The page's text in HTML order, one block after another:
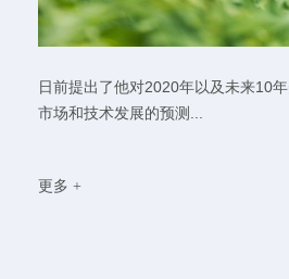
日前提出了他对2020年以及未来10
市场和技术发展的预测...
更多 +